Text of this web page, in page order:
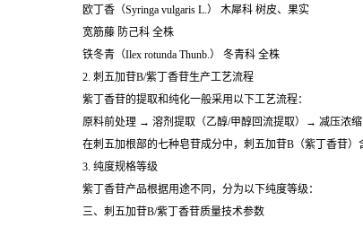
欧丁香（Syringa vulgaris L.） 木犀科 树皮、果实
宽筋藤 防己科 全株
铁冬青（Ilex rotunda Thunb.） 冬青科 全株
2. 刺五加苷B/紫丁香苷生产工艺流程
紫丁香苷的提取和纯化一般采用以下工艺流程：
原料前处理 → 溶剂提取（乙醇/甲醇回流提取）→ 减压浓
在刺五加根部的七种皂苷成分中，刺五加苷B（紫丁香苷
3. 纯度规格等级
紫丁香苷产品根据用途不同，分为以下纯度等级：
三、 刺五加苷B/紫丁香苷质量技术参数